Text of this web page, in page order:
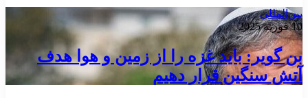
بین‌المللی
10 فوریه 2025
بن گویر: باید غزه را از زمین و هوا هدف
آتش سنگین قرار دهیم